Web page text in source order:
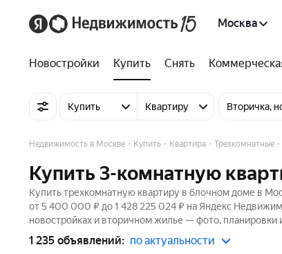
Москва
Новостройки Купить Снять
Купить Квартиру Вторичка,
Недвижимость в Москве Купить Квартира Трехкомнатные
Купить 3-комнатную
Купить трехкомнатную квартиру в блочном доме в
от 5 400 000 ₽ до 1 428 225 024 ₽ на Яндекс
новостройках и вторичном жилье — фото, планировки
1 235 объявлений: по актуальности